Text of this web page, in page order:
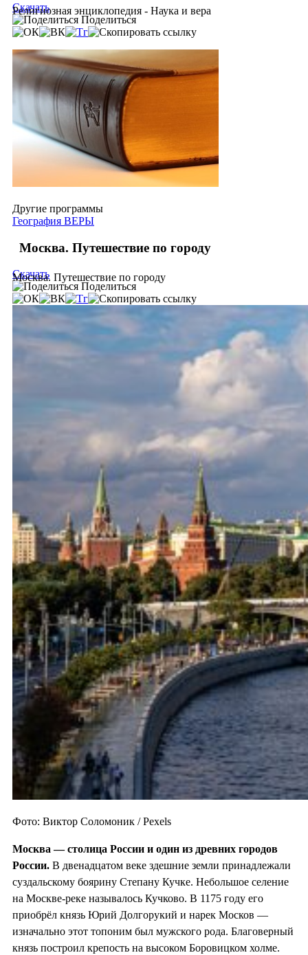
Религиозная энциклопедия - Наука и вера
Скачать
Поделиться
Другие программы
География ВЕРЫ
Москва. Путешествие по городу
Москва. Путешествие по городу
Скачать
Поделиться
Фото: Виктор Соломоник / Pexels
Москва — столица России и один из древних городов
России. В двенадцатом веке здешние земли принадлежали
суздальскому боярину Степану Кучке. Небольшое селение
на Москве-реке называлось Кучково. В 1175 году его
приобрёл князь Юрий Долгорукий и нарек Москов —
изначально этот топоним был мужского рода. Благоверный
князь построил крепость на высоком Боровицком холме.